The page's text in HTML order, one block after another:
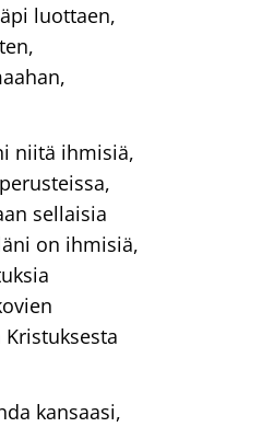
luottaen,
niitä ihmisiä,
sellaisia
on ihmisiä,
Kristuksesta
kansaasi,